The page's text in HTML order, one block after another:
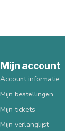
Mijn account
Account informatie
Mijn bestellingen
Mijn tickets
Mijn verlanglijst